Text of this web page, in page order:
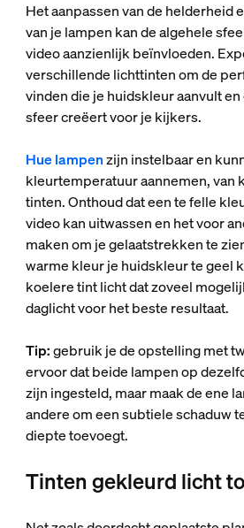
Het aanpassen van de helderheid
van je lampen kan de algehele
video aanzienlijk beïnvloeden.
verschillende lichttinten om de
vinden die je huidskleur aanvult
sfeer creëert voor je kijkers.
Hue lampenzijn instelbaar en
kleurtemperatuur aannemen, van
tinten. Onthoud dat een te felle
video kan uitwassen en het voor
maken om je gelaatstrekken te
warme kleur je huidskleur te geel
koelere tint licht dat zoveel
daglicht voor het beste resultaat.
Tip:gebruik je de opstelling met
ervoor dat beide lampen op
zijn ingesteld, maar maak de ene
andere om een subtiele schaduw
diepte toevoegt.
Tinten gekleurd licht